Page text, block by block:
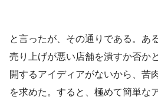
と言ったが、その通りである。あ
売り上げが悪い店舗を潰すか否か
開するアイディアがないから、苦
を求めた。すると、極めて簡単な